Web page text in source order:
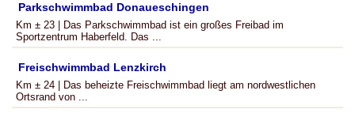
Parkschwimmbad Donaueschingen
Km ± 23 | Das Parkschwimmbad ist ein großes Freibad im
Sportzentrum Haberfeld. Das ...
Freischwimmbad Lenzkirch
Km ± 24 | Das beheizte Freischwimmbad liegt am nordwestlichen
Ortsrand von ...